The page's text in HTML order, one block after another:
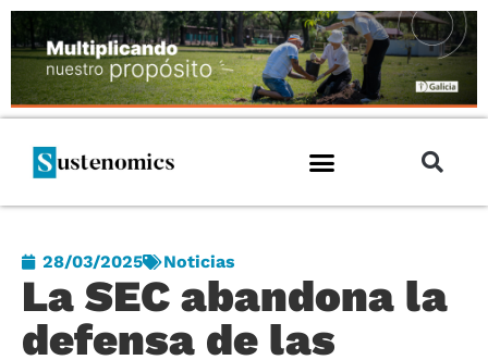
28/03/2025 Noticias
La SEC abandona la
defensa de las